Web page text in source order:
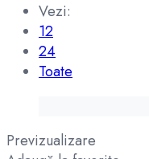
Vezi:
12
24
Toate
Previzualizare